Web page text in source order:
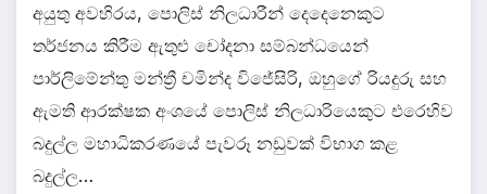
අයුතු අවහිරය, පොලිස් නිලධාරීන් දෙදෙනෙකුට
තර්ජනය කිරීම ඇතුළු චෝදනා සම්බන්ධයෙන්
පාර්ලිමේන්තු මන්ත්‍රී චමින්ද විජේසිරි, ඔහුගේ රියදුරු සහ
ඇමති ආරක්ෂක අංශයේ පොලිස් නිලධාරියෙකුට එරෙහිව
බදුල්ල මහාධිකරණයේ පැවරූ නඩුවක් විභාග කළ
බදුල්ල…